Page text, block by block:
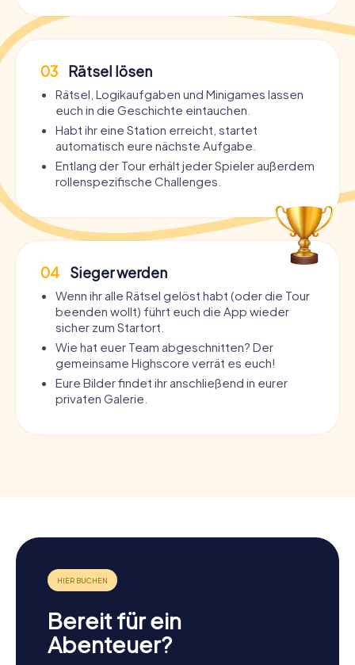
03 Rätsel lösen
Rätsel, Logikaufgaben und Minigames lassen
euch in die Geschichte eintauchen.
Habt ihr eine Station erreicht, startet
automatisch eure nächste Aufgabe.
Entlang der Tour erhält jeder Spieler außerdem
rollenspezifische Challenges.
04 Sieger werden
Wenn ihr alle Rätsel gelöst habt (oder die Tour
beenden wollt) führt euch die App wieder
sicher zum Startort.
Wie hat euer Team abgeschnitten? Der
gemeinsame Highscore verrät es euch!
Eure Bilder findet ihr anschließend in eurer
privaten Galerie.
Bereit für ein
Abenteuer?